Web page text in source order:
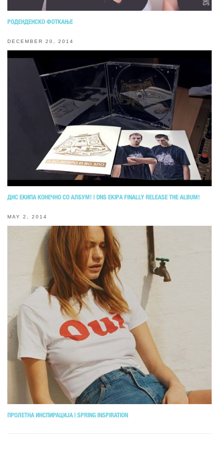
РОДЕНДЕНСКО ФОТКАЊЕ
DECEMBER 20, 2014
ДНС ЕКИПА КОНЕЧНО СО АЛБУМ! | DNS EKIPA FINALLY RELEASE THE ALBUM!
MAY 2, 2014
ПРОЛЕТНА ИНСПИРАЦИЈА | SPRING INSPIRATION